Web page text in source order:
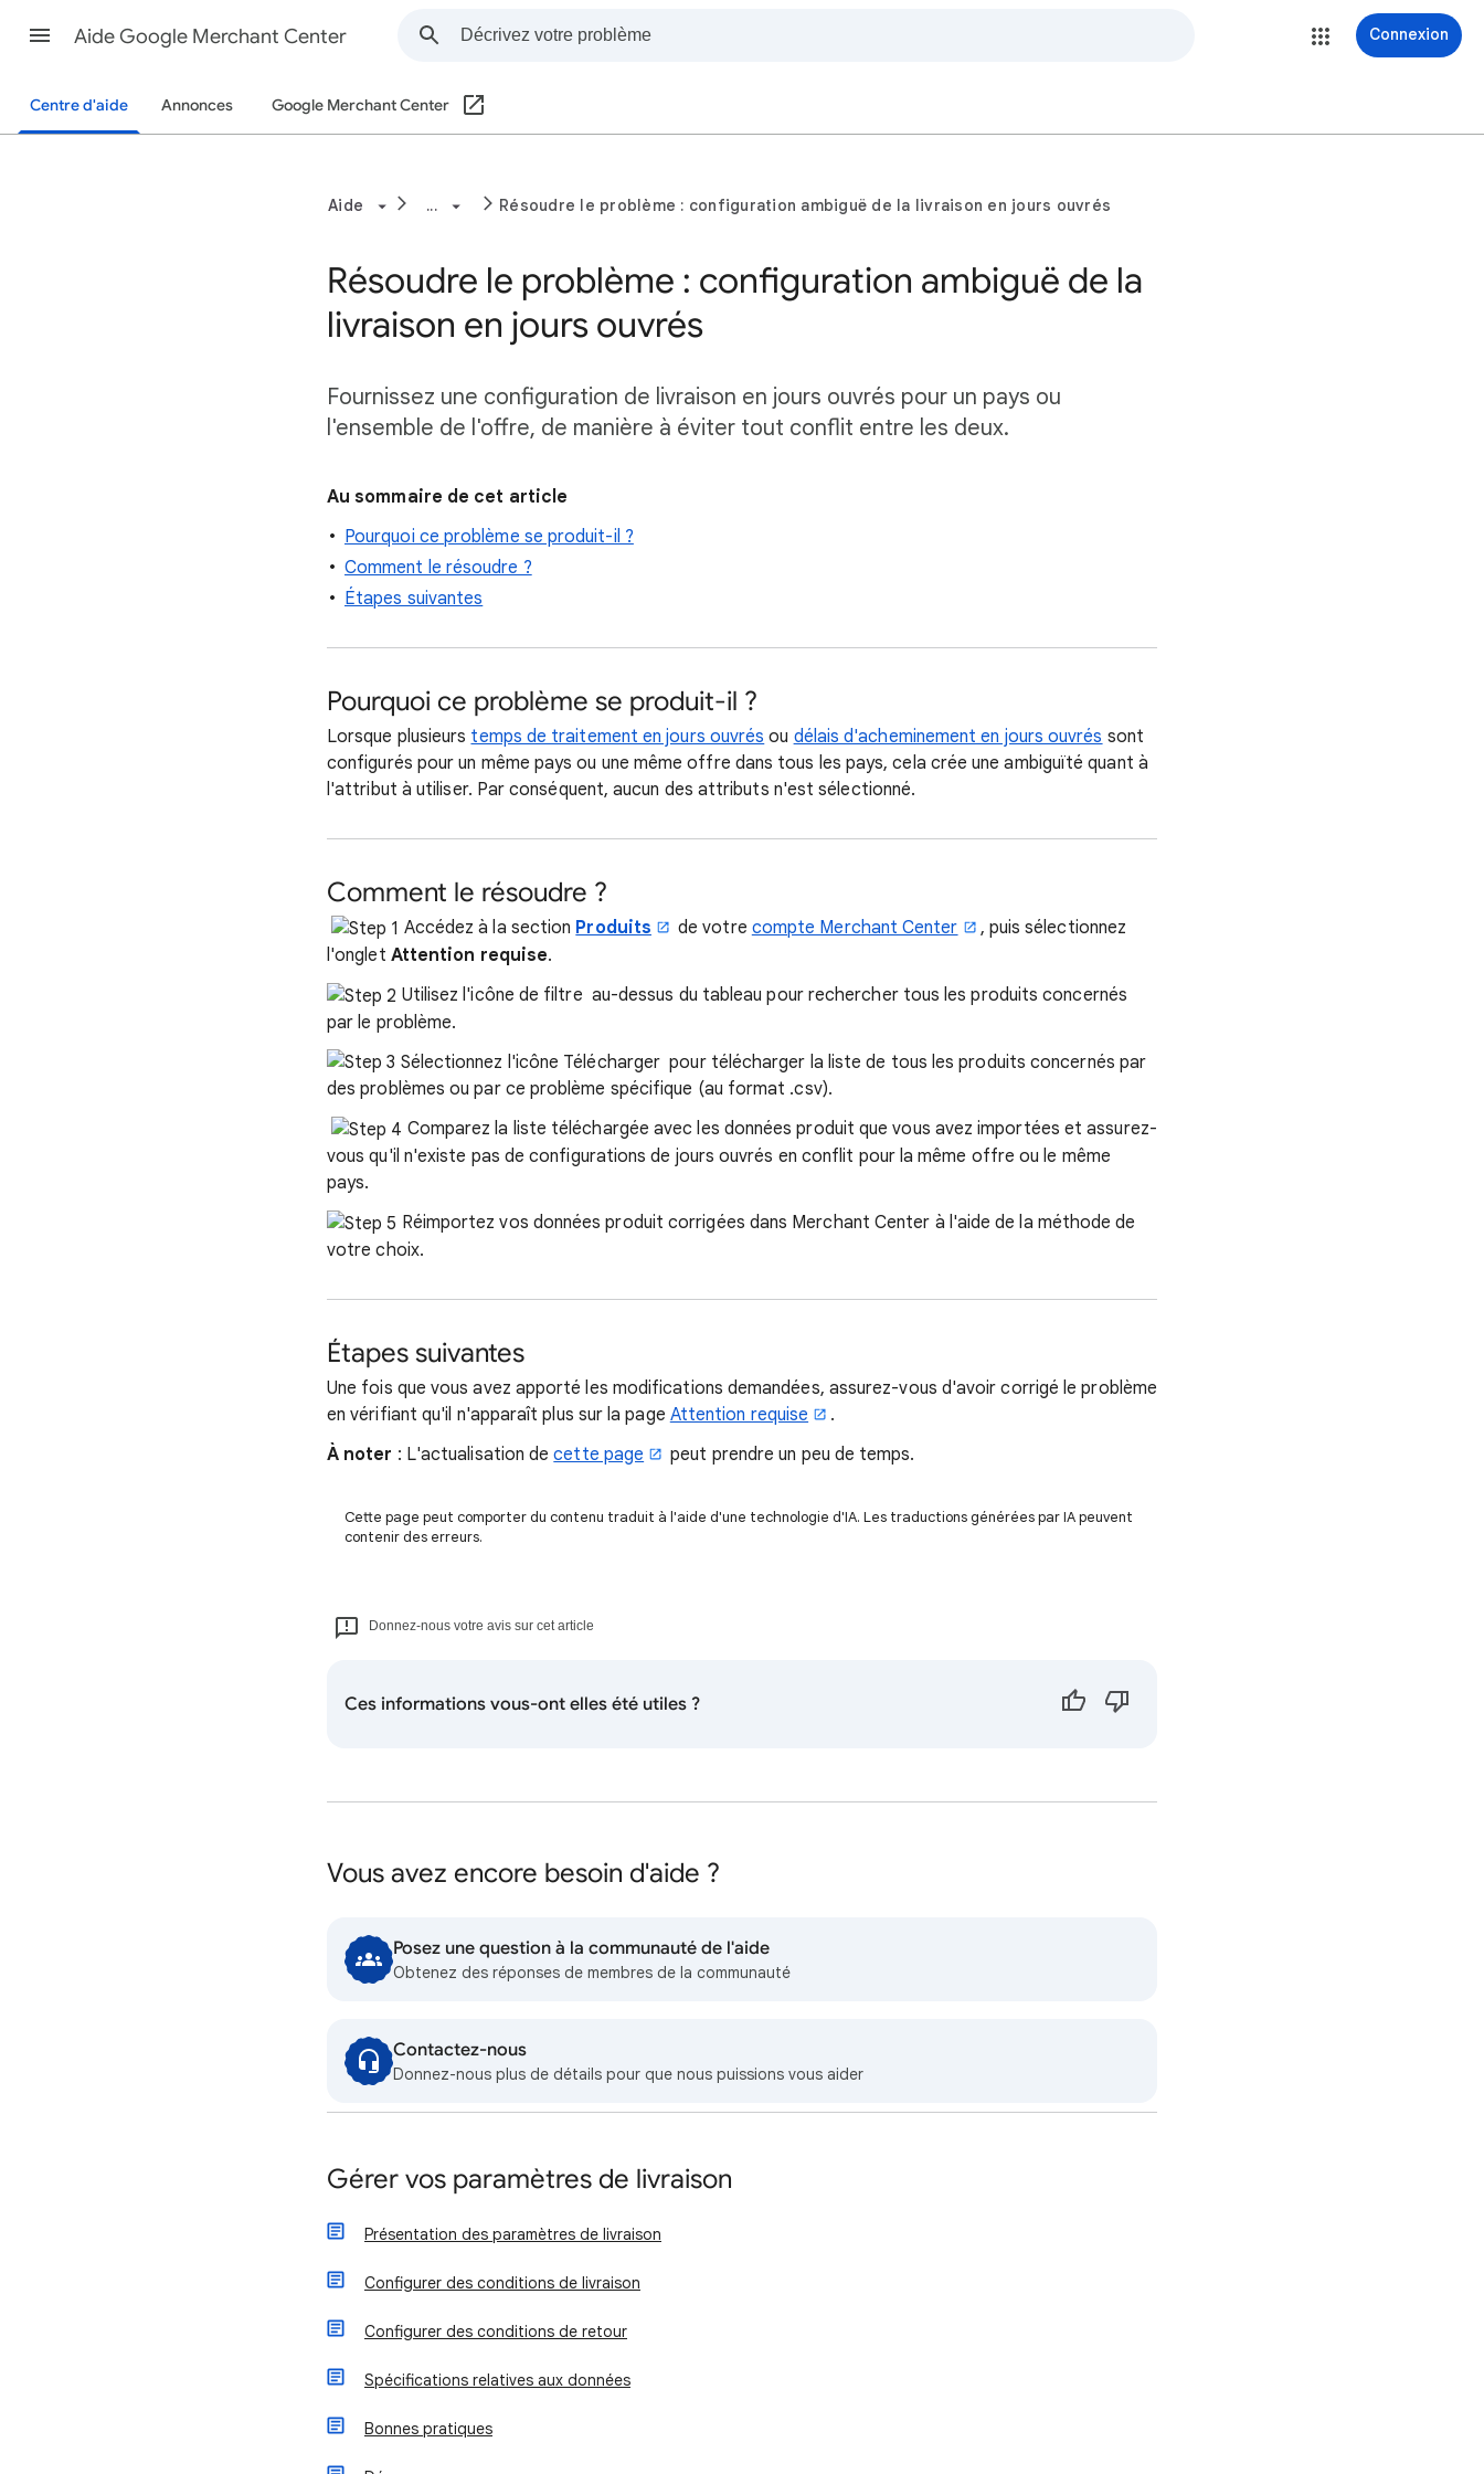
Aide Google Merchant Center Connexion
Centre d'aide Annonces Google Merchant Center
Aide ... Résoudre le problème : configuration ambiguë de la livraison en jours ouvrés
Résoudre le problème : configuration ambiguë de la
livraison en jours ouvrés
Fournissez une configuration de livraison en jours ouvrés pour un pays ou
l'ensemble de l'offre, de manière à éviter tout conflit entre les deux.
Au sommaire de cet article
Pourquoi ce problème se produit-il ?
Comment le résoudre ?
Étapes suivantes
Pourquoi ce problème se produit-il ?
Lorsque plusieurs temps de traitement en jours ouvrés ou délais d'acheminement en jours ouvrés sont
configurés pour un même pays ou une même offre dans tous les pays, cela crée une ambiguïté quant à
l'attribut à utiliser. Par conséquent, aucun des attributs n'est sélectionné.
Comment le résoudre ?
Accédez à la section Produits de votre compte Merchant Center
, puis sélectionnez
l'onglet Attention requise.
Utilisez l'icône de filtre au-dessus du tableau pour rechercher tous les produits concernés
par le problème.
Sélectionnez l'icône Télécharger pour télécharger la liste de tous les produits concernés par
des problèmes ou par ce problème spécifique (au format .csv).
Comparez la liste téléchargée avec les données produit que vous avez importées et assurez-
vous qu'il n'existe pas de configurations de jours ouvrés en conflit pour la même offre ou le même
pays.
Réimportez vos données produit corrigées dans Merchant Center à l'aide de la méthode de
votre choix.
Étapes suivantes
Une fois que vous avez apporté les modifications demandées, assurez-vous d'avoir corrigé le problème
en vérifiant qu'il n'apparaît plus sur la page Attention requise
.
À noter : L'actualisation decette page peut prendre un peu de temps.
Cette page peut comporter du contenu traduit à l'aide d'une technologie d'IA. Les traductions générées par IA peuvent
contenir des erreurs.
Donnez-nous votre avis sur cet article
Ces informations vous-ont elles été utiles ?
Vous avez encore besoin d'aide ?
Posez une question à la communauté de l'aide
Obtenez des réponses de membres de la communauté
Contactez-nous
Donnez-nous plus de détails pour que nous puissions vous aider
Gérer vos paramètres de livraison
Présentation des paramètres de livraison
Configurer des conditions de livraison
Configurer des conditions de retour
Spécifications relatives aux données
Bonnes pratiques